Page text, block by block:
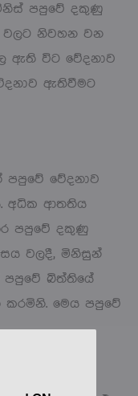
පපුවේ දකුණු
නිවහන වන
ඇති විට වේදනාව
ඇතිවීමට
වේදනාව
අධික ආතතිය
පපුවේ දකුණු
වලදී, මිනිසුන්
පපුවේ බිත්තියේ
මෙය පපුවේ